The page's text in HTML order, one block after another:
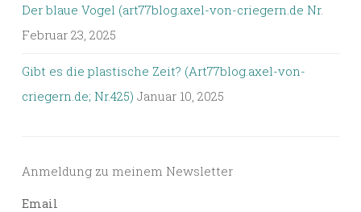
Der blaue Vogel (art77blog.axel-von-criegern.de Nr.
Februar 23, 2025
Gibt es die plastische Zeit? (Art77blog.axel-von-
criegern.de; Nr.425) Januar 10, 2025
Anmeldung zu meinem Newsletter
Email